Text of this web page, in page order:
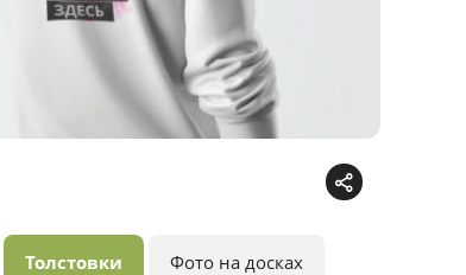
Толстовки Фото на досках